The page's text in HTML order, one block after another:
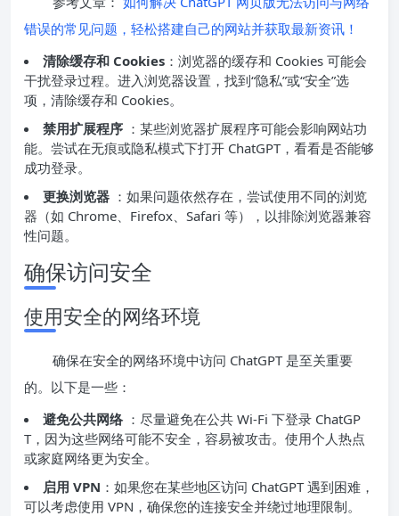
错误的常见问题，轻松搭建自己的网站并获取最新资讯！
清除缓存和 Cookies ：浏览器的缓存和 Cookies 可能会
干扰登录过程。进入浏览器设置，找到“隐私”或“安全”选
项，清除缓存和 Cookies。
禁用扩展程序 ：某些浏览器扩展程序可能会影响网站功
能。尝试在无痕或隐私模式下打开 ChatGPT，看看是否能够
成功登录。
更换浏览器 ：如果问题依然存在，尝试使用不同的浏览
器（如 Chrome、Firefox、Safari 等），以排除浏览器兼容
性问题。
确保访问安全
使用安全的网络环境
确保在安全的网络环境中访问 ChatGPT 是至关重要
的。以下是一些：
避免公共网络 ：尽量避免在公共 Wi-Fi 下登录 ChatGP
T，因为这些网络可能不安全，容易被攻击。使用个人热点
或家庭网络更为安全。
启用 VPN ：如果您在某些地区访问 ChatGPT 遇到困难，
可以考虑使用 VPN，确保您的连接安全并绕过地理限制。